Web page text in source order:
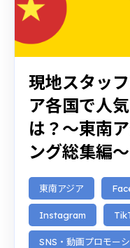
現地スタッ
ア各国で人
は？〜東南
ング総集編〜
東南アジア
Instagram
SNS・動画プロモー